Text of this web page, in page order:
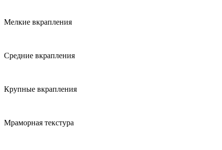
Мелкие вкрапления
Средние вкрапления
Крупные вкрапления
Мраморная текстура